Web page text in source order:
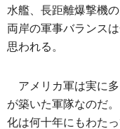
水艦、長距離爆撃機
両岸の軍事バランス
思われる。
アメリカ軍は実に
が築いた軍隊なのだ
化は何十年にもわた